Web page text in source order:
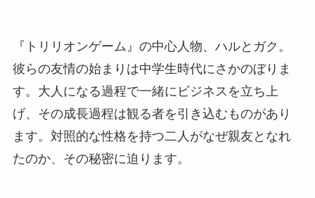
『トリリオンゲーム』の中心人物、ハルとガク。
彼らの友情の始まりは中学生時代にさかのぼりま
す。大人になる過程で一緒にビジネスを立ち上
げ、その成長過程は観る者を引き込むものがあり
ます。対照的な性格を持つ二人がなぜ親友となれ
たのか、その秘密に迫ります。